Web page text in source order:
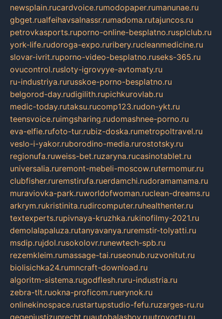
newsplain.rucardvoice.rumodopaper.rumanunae.ru
gbget.rualfeihavsalnassr.rumadoma.rutajuncos.ru
petrovkasports.ruporno-online-besplatno.rusplclub.ru
york-life.rudoroga-expo.ruribery.rucleanmedicine.ru
slovar-ivrit.ruporno-video-besplatno.ruseks-365.ru
ovucontrol.rusloty-igrovyye-avtomaty.ru
ru-industriya.rurusskoe-porno-besplatno.ru
belgorod-day.rudigilith.rupichkurovlab.ru
medic-today.rutaksu.rucomp123.rudon-ykt.ru
teensvoice.ruimgsharing.rudomashnee-porno.ru
eva-elfie.rufoto-tur.rubiz-doska.rumetropoltravel.ru
veslo-i-yakor.ruborodino-media.rurostotsky.ru
regionufa.ruweiss-bet.ruzaryna.rucasinotablet.ru
universalia.ruremont-mebeli-moscow.rutermomur.ru
clubfisher.ruremstirufa.ruerdamchi.rudoramamama.ru
muraviovka-park.ruworldofwoman.ruclean-dreams.ru
arkrym.rukristinita.rudircomputer.ruhealthenter.ru
textexperts.rupivnaya-kruzhka.rukinofilmy-2021.ru
demolalapaluza.rutanyavanya.ruremstir-tolyatti.ru
msdip.rujdol.rusokolovr.runewtech-spb.ru
rezemkleim.rumassage-tai.ruseonub.ruzvonitut.ru
biolisichka24.rumncraft-download.ru
algoritm-sistema.rugodflesh.ruru-industria.ru
zebra-tlt.ruokna-proficom.ruerynok.ru
onlinekinospace.rustartupstudio-fefu.ruzarges-ru.ru